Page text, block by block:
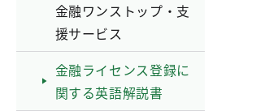
金融ワンストップ・支
援サービス
金融ライセンス登録に
関する英語解説書